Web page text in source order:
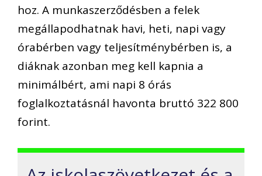
hoz. A munkaszerződésben a felek
megállapodhatnak havi, heti, napi vagy
órabérben vagy teljesítménybérben is, a
diáknak azonban meg kell kapnia a
minimálbért, ami napi 8 órás
foglalkoztatásnál havonta bruttó 322 800
forint.